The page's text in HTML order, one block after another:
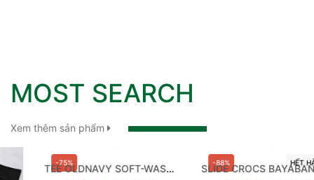
MOST SEARCH
Xem thêm sản phẩm
TEE OLDNAVY SOFT-WASHED HẾT HÀNGSLIDE CROCS BAYABAND STUCCO - 205392-2V3